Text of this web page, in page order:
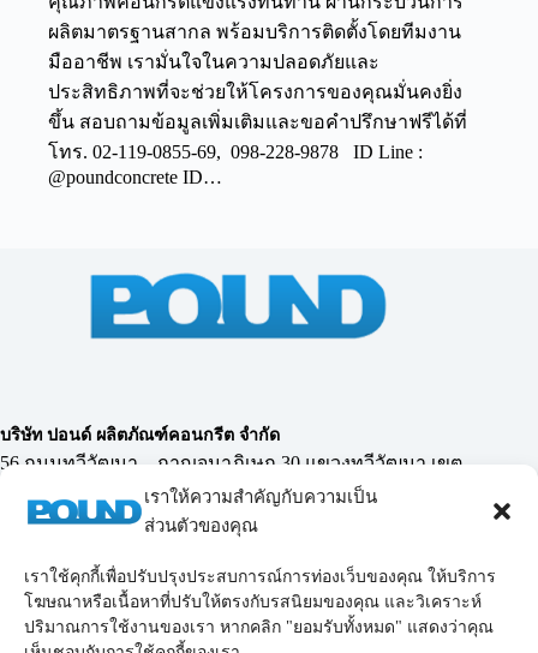
เราให้ความสำคัญกับความเป็น
ส่วนตัวของคุณ
เราใช้คุกกี้เพื่อปรับปรุงประสบการณ์การท่องเว็บของคุณ ให้บริการ
โฆษณาหรือเนื้อหาที่ปรับให้ตรงกับรสนิยมของคุณ และวิเคราะห์
ปริมาณการใช้งานของเรา หากคลิก "ยอมรับทั้งหมด" แสดงว่าคุณ
ผลิตมาตรฐานสากล พร้อมบริการติดตั้งโดยทีมงาน
มืออาชีพ เรามั่นใจในความปลอดภัยและ
ประสิทธิภาพที่จะช่วยให้โครงการของคุณมั่นคงยิ่ง
ขึ้น สอบถามข้อมูลเพิ่มเติมและขอคำปรึกษาฟรีได้ที่
โทร. 02-119-0855-69, 098-228-9878 ID Line :
@poundconcrete ID…
บริษัท ปอนด์ ผลิตภัณฑ์คอนกรีต จำกัด
56 ถนนทวีวัฒนา – กาญจนาภิเษก 30 แขวงทวีวัฒนา เขต
ทวีวัฒนา กรุงเทพฯ 10170
โทรศัพท์ :02-119-0855-69, 098-228-9878
Email :poundconcrete_2006@yahoo.co.th
poundconcrete_2006@hotmail.com
LINE : chairit55